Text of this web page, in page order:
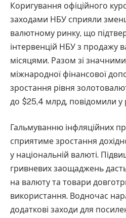
Коригування офіційного
заходами НБУ сприяли
валютному ринку, що
інтервенцій НБУ з продажу
місяцями. Разом зі
міжнародної фінансової
зростання рівня
до $25,4 млрд, повідомили у
Гальмуванню інфляційних
сприятиме зростання
у національній валюті.
гривневих заощаджень
на валюту та товари
використання. Водночас
додаткові заходи для